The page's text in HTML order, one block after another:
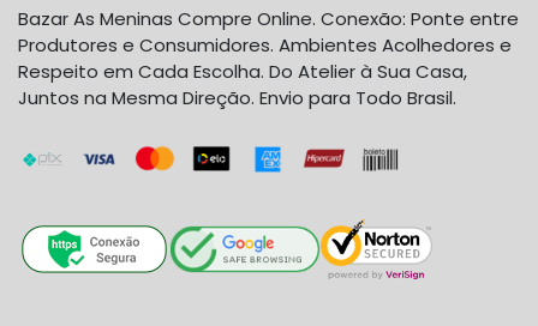
Bazar As Meninas Compre Online. Conexão: Ponte entre
Produtores e Consumidores. Ambientes Acolhedores e
Respeito em Cada Escolha. Do Atelier à Sua Casa,
Juntos na Mesma Direção. Envio para Todo Brasil.